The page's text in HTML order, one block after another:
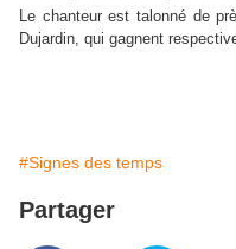
Le chanteur est talonné de
Dujardin, qui gagnent
#Signes des temps
Partager